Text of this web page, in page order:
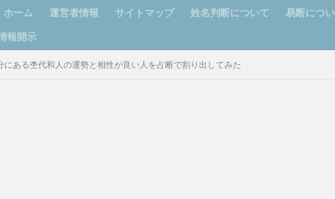
ホーム 運営者情報 サイトマップ 姓名判断について 易断につ
報開示
にある杢代和人の運勢と相性が良い人を占断で割り出してみた